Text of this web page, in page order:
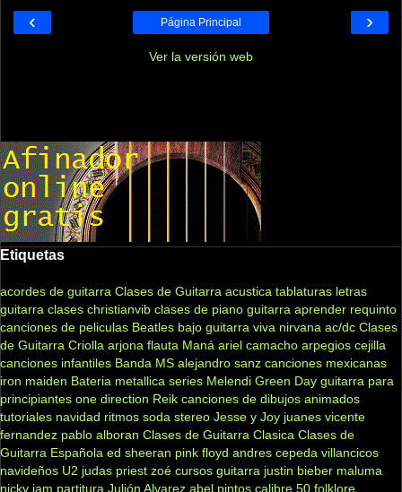
‹ ›
Página Principal
Ver la versión web
Etiquetas
acordes de guitarra Clases de Guitarra acustica tablaturas letras
guitarra clases christianvib clases de piano guitarra aprender requinto
canciones de peliculas Beatles bajo guitarra viva nirvana ac/dc Clases
de Guitarra Criolla arjona flauta Maná ariel camacho arpegios cejilla
canciones infantiles Banda MS alejandro sanz canciones mexicanas
iron maiden Bateria metallica series Melendi Green Day guitarra para
principiantes one direction Reik canciones de dibujos animados
tutoriales navidad ritmos soda stereo Jesse y Joy juanes vicente
fernandez pablo alboran Clases de Guitarra Clasica Clases de
Guitarra Española ed sheeran pink floyd andres cepeda villancicos
navideños U2 judas priest zoé cursos guitarra justin bieber maluma
nicky jam partitura Julión Alvarez abel pintos calibre 50 folklore